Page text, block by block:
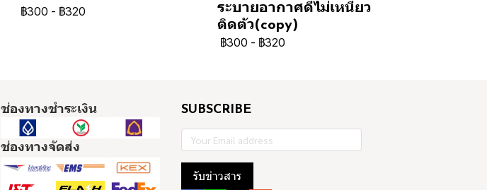
฿300 - ฿320
ระบายอากาศดีไม่เหนียว
ติดตัว(copy)
฿300 - ฿320
ช่องทางชำระเงิน
ช่องทางจัดส่ง
SUBSCRIBE
รับข่าวสาร